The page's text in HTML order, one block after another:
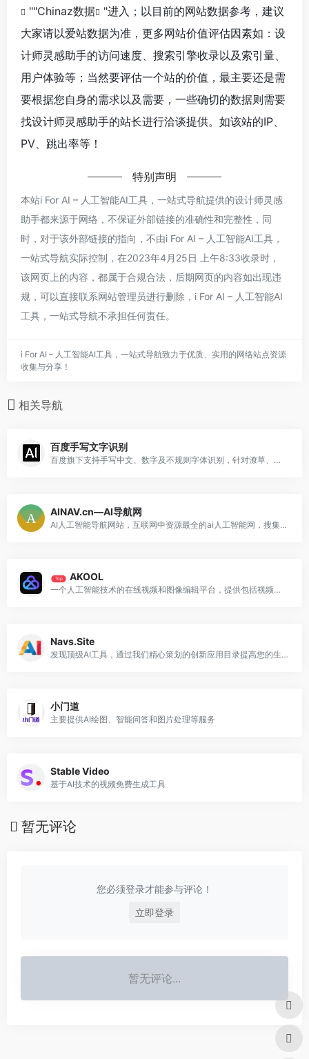
""Chinaz数据
"进入；以目前的网站数据参考，建议
大家请以爱站数据为准，更多网站价值评估因素如：设
计师灵感助手的访问速度、搜索引擎收录以及索引量、
用户体验等；当然要评估一个站的价值，最主要还是需
要根据您自身的需求以及需要，一些确切的数据则需要
找设计师灵感助手的站长进行洽谈提供。如该站的IP、
PV、跳出率等！
特别声明
本站i For AI – 人工智能AI工具，一站式导航提供的设计师灵感
助手都来源于网络，不保证外部链接的准确性和完整性，同
时，对于该外部链接的指向，不由i For AI – 人工智能AI工具，
一站式导航实际控制，在2023年4月25日 上午8:33收录时，
该网页上的内容，都属于合规合法，后期网页的内容如出现违
规，可以直接联系网站管理员进行删除，i For AI – 人工智能AI
工具，一站式导航不承担任何责任。
i For AI – 人工智能AI工具，一站式导航致力于优质、实用的网络站点资源
收集与分享！
相关导航
百度手写文字识别
百度旗下支持手写中文、数字及不规则字体识别，针对潦草、模糊、斜放等复杂场景进行专项优化
AINAV.cn—AI导航网
AI人工智能导航网站，互联网中资源最全的ai人工智能网，搜集并整理人工智能工具的网站，让您能够快速找到适合的工具。收录了AI工具网站、公众号、自媒体、书籍、电影等，分类包括AI趣站、AI开放平台、AI资讯、有趣网站、开源项目、AI学习平台等
Top AKOOL
一个人工智能技术的在线视频和图像编辑平台，提供包括视频换脸、图像生成、背景更换、数字人形象生成和静态图像动态化等功能
Navs.Site
发现顶级AI工具，通过我们精心策划的创新应用目录提高您的生产力。
小门道
主要提供AI绘图、智能问答和图片处理等服务
Stable Video
基于AI技术的视频免费生成工具
暂无评论
您必须登录才能参与评论！
立即登录
暂无评论...